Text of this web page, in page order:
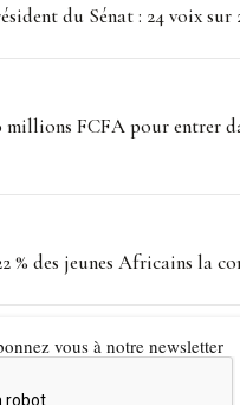
du Sénat : 24 voix sur
millions FCFA pour entrer
% des jeunes Africains la
vous à notre newsletter